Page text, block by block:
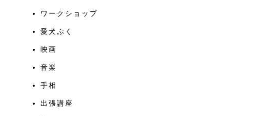
ワークショップ
愛犬ぷく
映画
音楽
手相
出張講座